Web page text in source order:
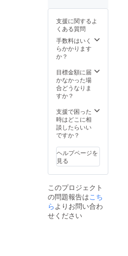
トを
使って
自分な
りのレ
シピを
考えて
できま
す。お
いしい
した
ら、ぜ
ひ教え
てくだ
ペース
ト・ド
レッシ
ングは
を使用
してい
ませ
ん。 冷
も地元
角田市
のお酒
「岸浪
園の梅
酒」や
トビー
ル」を
ご用意
緒に楽
しみま
しょ
う！
7月に実
施しま
す。 た
いへん
すが交
通費は
ご負担
くださ
い。 希
外の食
相性が
良く、
単品で
のおつ
まみに
スメ。
ペース
トを
使って
りのレ
シピを
考えて
楽しむ
できま
す。お
いしい
食べ方
した
ら、ぜ
ひ教え
てくだ
さい！
支援に関するよ
くある質問
手数料はいく
らかかります
か？
目標金額に届
かなかった場
合どうなりま
すか？
支援で困った
時はどこに相
談したらいい
ですか？
ヘルプページを
見る
このプロジェクト
の問題報告はこち
ら よりお問い合わ
せください